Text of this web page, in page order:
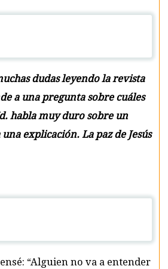
dudas leyendo la revista
a una pregunta sobre cuáles
habla muy duro sobre un
explicación. La paz de Jesús
“Alguien no va a entender